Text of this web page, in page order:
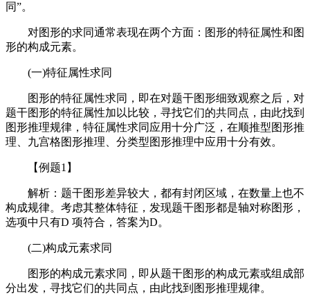
同”。
对图形的求同通常表现在两个方面：图形的特征属性和图
形的构成元素。
(一)特征属性求同
图形的特征属性求同，即在对题干图形细致观察之后，对
题干图形的特征属性加以比较，寻找它们的共同点，由此找到
图形推理规律，特征属性求同应用十分广泛，在顺推型图形推
理、九宫格图形推理、分类型图形推理中应用十分有效。
【例题1】
解析：题干图形差异较大，都有封闭区域，在数量上也不
构成规律。考虑其整体特征，发现题干图形都是轴对称图形，
选项中只有D 项符合，答案为D。
(二)构成元素求同
图形的构成元素求同，即从题干图形的构成元素或组成部
分出发，寻找它们的共同点，由此找到图形推理规律。